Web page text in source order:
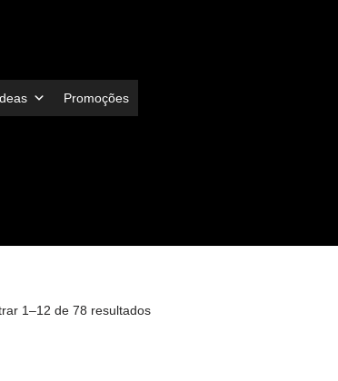
Promoções
1–12 de 78 resultados